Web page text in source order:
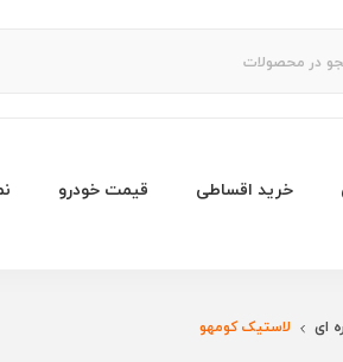
خرید اقساطی قیمت خودرو
ای لاستیک کومهو